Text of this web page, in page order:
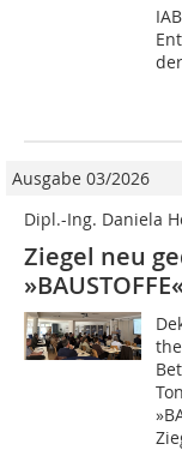
Ausgabe 03/2026
Dipl.-Ing. Daniela
Ziegel neu